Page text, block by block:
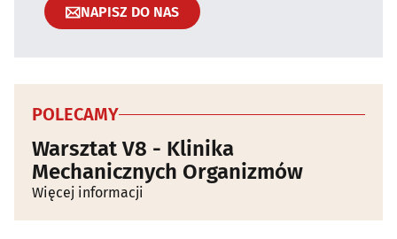
NAPISZ DO NAS
POLECAMY
Warsztat V8 - Klinika
Mechanicznych Organizmów
Więcej informacji